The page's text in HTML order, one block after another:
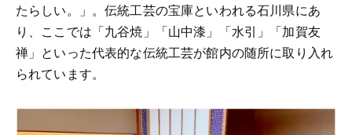
たらしい。」。伝統工芸の宝庫といわれる石川県にあ
り、ここでは「九谷焼」「山中漆」「水引」「加賀友
禅」といった代表的な伝統工芸が館内の随所に取り入れ
られています。